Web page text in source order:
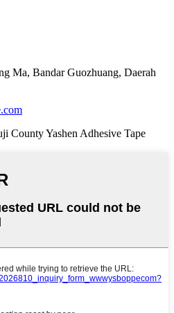
Ma, Bandar Guozhuang, Daerah
County Yashen Adhesive Tape